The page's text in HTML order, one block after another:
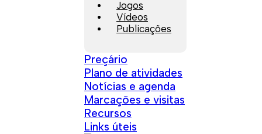
Jogos
Vídeos
Publicações
Preçário
Plano de atividades
Notícias e agenda
Marcações e visitas
Recursos
Links úteis